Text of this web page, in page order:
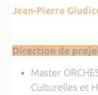
Jean-Pierre
Direction de
Master
Culturelles et